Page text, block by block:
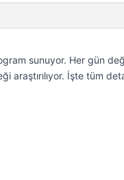
sunuyor. Her gün
araştırılıyor. İşte tüm